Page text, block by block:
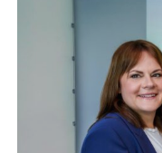
mértéktelen
fogadjuk el, hogy
betegségek is épp
További friss
főoldalán! Kövesse